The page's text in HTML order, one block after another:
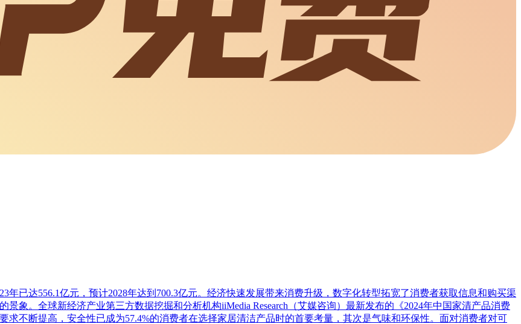
年已达556.1亿元，预计2028年达到700.3亿元。经济快速发展带来消费升级，数字化转型拓宽了消费者获取信息和购买渠
象。全球新经济产业第三方数据挖掘和分析机构iiMedia Research（艾媒咨询）最新发布的《2024年中国家清产品消费
求不断提高，安全性已成为57.4%的消费者在选择家居清洁产品时的首要考量，其次是气味和环保性。面对消费者对可